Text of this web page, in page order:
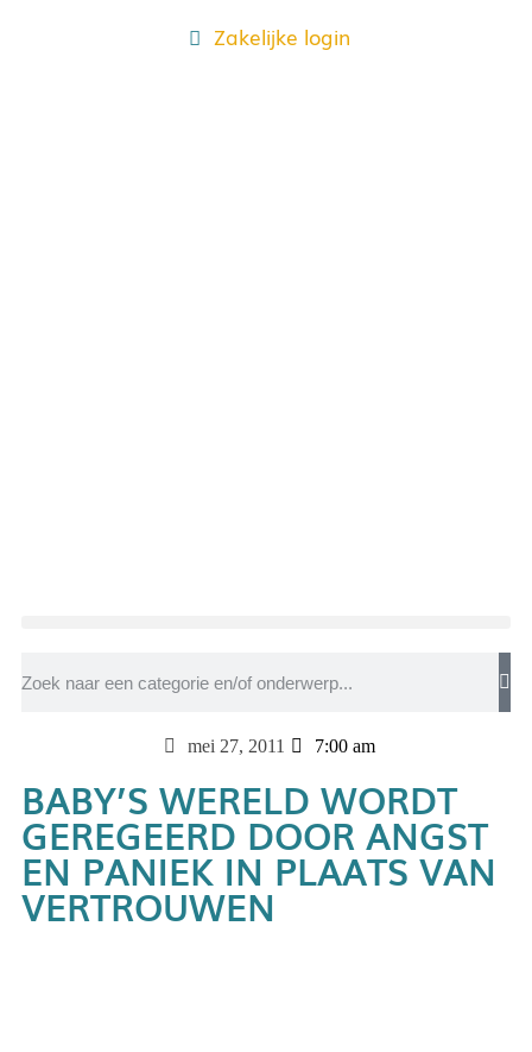
Zakelijke login
mei 27, 2011 7:00 am
BABY’S WERELD WORDT
GEREGEERD DOOR ANGST
EN PANIEK IN PLAATS VAN
VERTROUWEN